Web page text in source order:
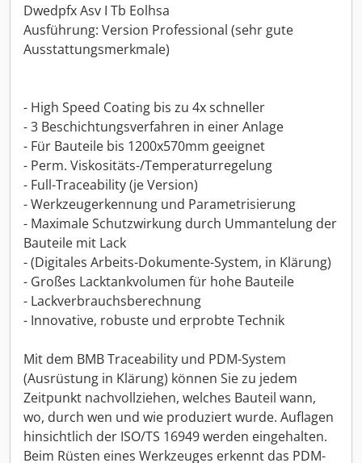
Dwedpfx Asv I Tb Eolhsa
Ausführung: Version Professional (sehr gute
Ausstattungsmerkmale)
- High Speed Coating bis zu 4x schneller
- 3 Beschichtungsverfahren in einer Anlage
- Für Bauteile bis 1200x570mm geeignet
- Perm. Viskositäts-/Temperaturregelung
- Full-Traceability (je Version)
- Werkzeugerkennung und Parametrisierung
- Maximale Schutzwirkung durch Ummantelung der
Bauteile mit Lack
- (Digitales Arbeits-Dokumente-System, in Klärung)
- Großes Lacktankvolumen für hohe Bauteile
- Lackverbrauchsberechnung
- Innovative, robuste und erprobte Technik
Mit dem BMB Traceability und PDM-System
(Ausrüstung in Klärung) können Sie zu jedem
Zeitpunkt nachvollziehen, welches Bauteil wann,
wo, durch wen und wie produziert wurde. Auflagen
hinsichtlich der ISO/TS 16949 werden eingehalten.
Beim Rüsten eines Werkzeuges erkennt das PDM-